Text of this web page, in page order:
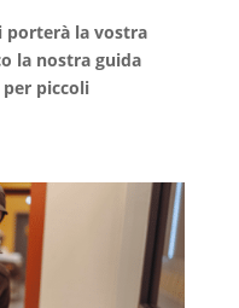
porterà la vostra
la nostra guida
piccoli